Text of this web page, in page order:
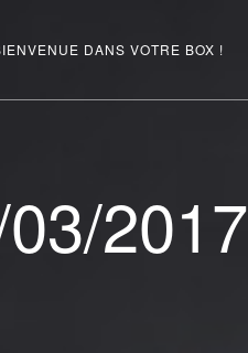
DANS VOTRE BOX !
2017